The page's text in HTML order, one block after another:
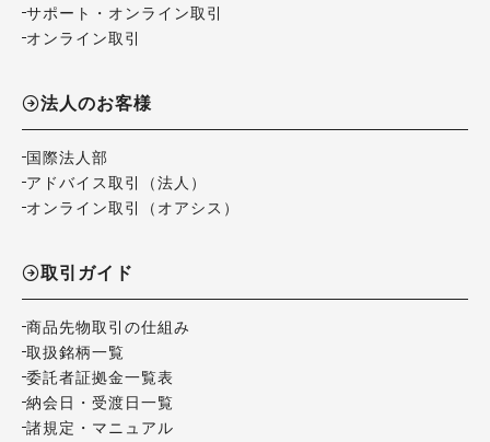
サポート・オンライン取引
オンライン取引
法人のお客様
国際法人部
アドバイス取引（法人）
オンライン取引（オアシス）
取引ガイド
商品先物取引の仕組み
取扱銘柄一覧
委託者証拠金一覧表
納会日・受渡日一覧
諸規定・マニュアル